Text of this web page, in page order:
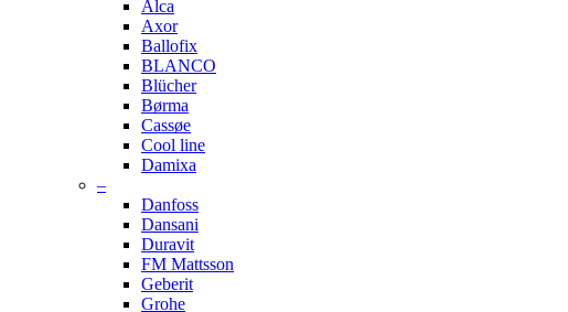
Alca
Axor
Ballofix
BLANCO
Blücher
Børma
Cassøe
Cool line
Damixa
–
Danfoss
Dansani
Duravit
FM Mattsson
Geberit
Grohe